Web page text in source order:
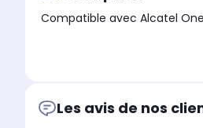
Compatible avec Alcatel One
Les avis de nos